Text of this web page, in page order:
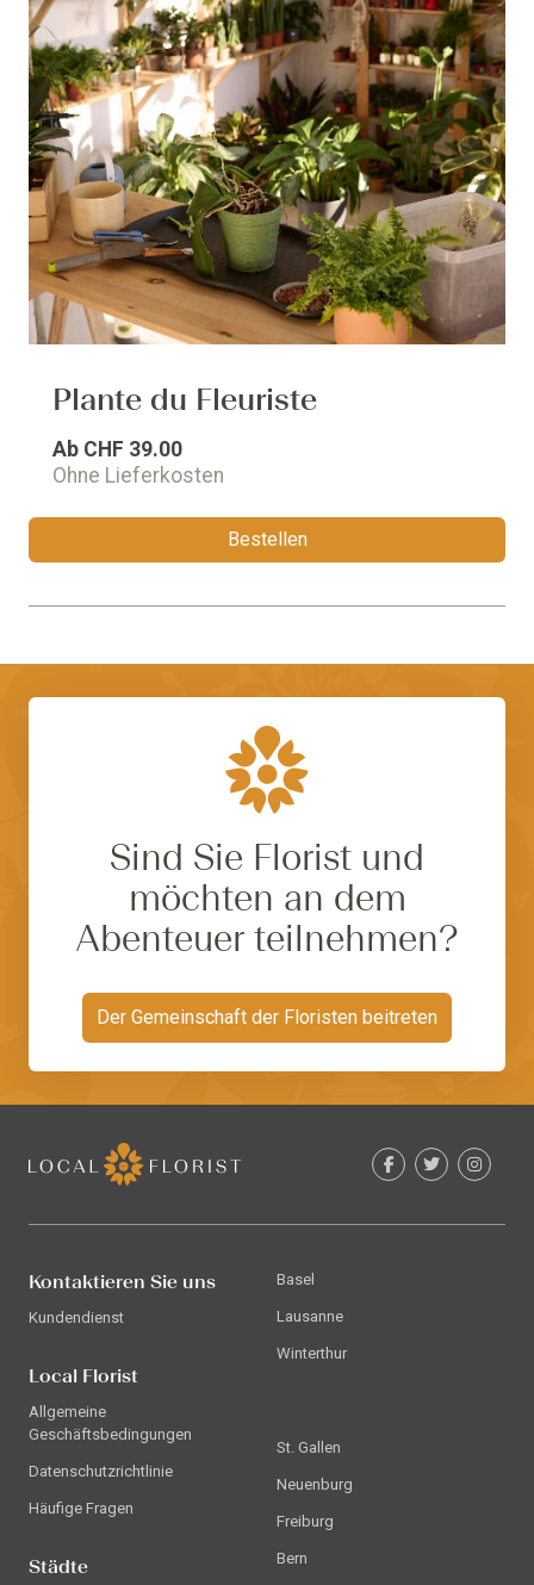
Plante du Fleuriste
Ab CHF 39.00
Ohne Lieferkosten
Bestellen
Sind Sie Florist und
möchten an dem
Abenteuer teilnehmen?
Der Gemeinschaft der Floristen beitreten
Kontaktieren Sie uns
Kundendienst
Local Florist
Allgemeine
Geschäftsbedingungen
Datenschutzrichtlinie
Häufige Fragen
Städte
Basel
Lausanne
Winterthur
St. Gallen
Neuenburg
Freiburg
Bern